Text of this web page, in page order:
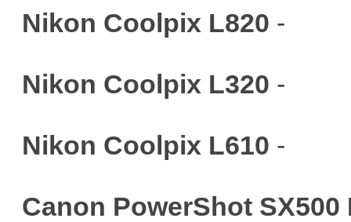
Nikon Coolpix L820 -
Nikon Coolpix L320 -
Nikon Coolpix L610 -
Canon PowerShot SX500